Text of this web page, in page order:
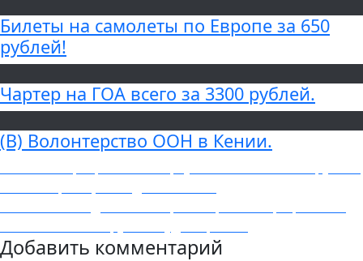
Билеты на самолеты по Европе за 650
рублей!
Чартер на ГОА всего за 3300 рублей.
(В) Волонтерство ООН в Кении.
Навигация
по
записям
Добавить комментарий